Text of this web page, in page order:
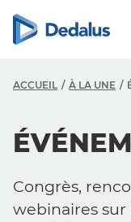
ACCUEIL À LA UNE
Congrès,
webinaires